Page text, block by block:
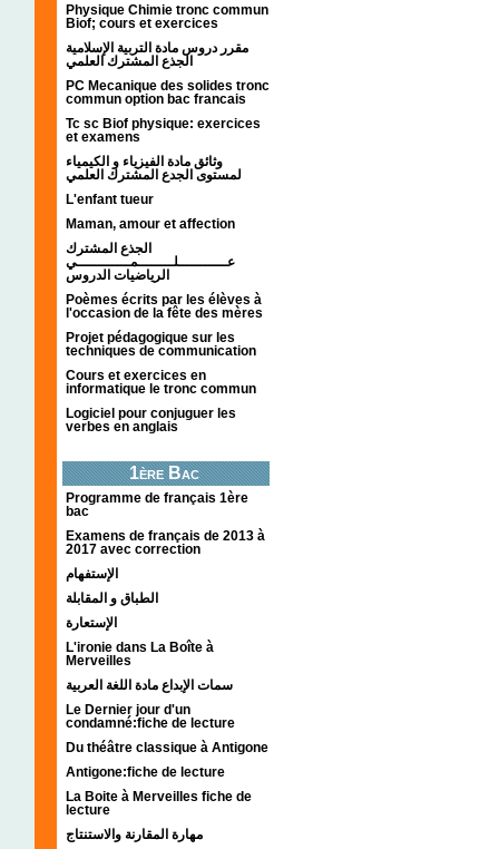
Physique Chimie tronc commun
Biof; cours et exercices
مقرر دروس مادة التربية الإسلامية
الجذع المشترك العلمي
PC Mecanique des solides tronc
commun option bac francais
Tc sc Biof physique: exercices
et examens
وثائق مادة الفيزياء و الكيمياء
L'enfant tueur
Maman, amour et affection
الجذع المشترك
عـــــــــــلــــــــمــــــــــــي
الرياضيات الدروس
Poèmes écrits par les élèves à
l'occasion de la fête des mères
Projet pédagogique sur les
techniques de communication
Cours et exercices en
informatique le tronc commun
Logiciel pour conjuguer les
verbes en anglais
1ère Bac
Programme de français 1ère
bac
Examens de français de 2013 à
2017 avec correction
الإستفهام
الطباق و المقابلة
الإستعارة
L'ironie dans La Boîte à
Merveilles
سمات الإبداع مادة اللغة العربية
Le Dernier jour d'un
condamné:fiche de lecture
Du théâtre classique à Antigone
Antigone:fiche de lecture
La Boite à Merveilles fiche de
lecture
مهارة المقارنة والاستنتاج